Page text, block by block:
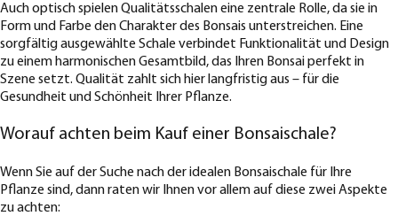
Auch optisch spielen Qualitätsschalen eine zentrale Rolle, da sie in
Form und Farbe den Charakter des Bonsais unterstreichen. Eine
sorgfältig ausgewählte Schale verbindet Funktionalität und Design
zu einem harmonischen Gesamtbild, das Ihren Bonsai perfekt in
Szene setzt. Qualität zahlt sich hier langfristig aus – für die
Gesundheit und Schönheit Ihrer Pflanze.
Worauf achten beim Kauf einer Bonsaischale?
Wenn Sie auf der Suche nach der idealen Bonsaischale für Ihre
Pflanze sind, dann raten wir Ihnen vor allem auf diese zwei Aspekte
zu achten: